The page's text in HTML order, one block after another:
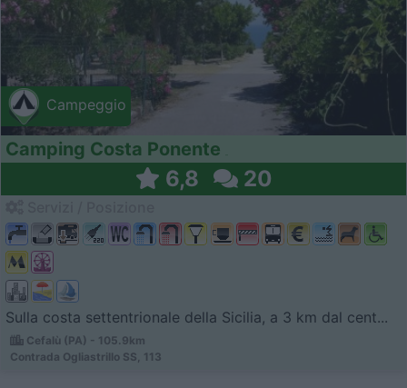
Campeggio
Camping Costa Ponente
6,8 20
Sulla costa settentrionale della Sicilia, a 3 km dal cent...
Cefalù (PA) - 105.9km
Contrada Ogliastrillo SS, 113